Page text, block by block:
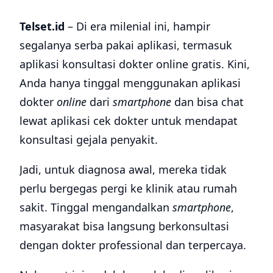
Telset.id – Di era milenial ini, hampir
segalanya serba pakai aplikasi, termasuk
aplikasi konsultasi dokter online gratis. Kini,
Anda hanya tinggal menggunakan aplikasi
dokter online dari smartphone dan bisa chat
lewat aplikasi cek dokter untuk mendapat
konsultasi gejala penyakit.
Jadi, untuk diagnosa awal, mereka tidak
perlu bergegas pergi ke klinik atau rumah
sakit. Tinggal mengandalkan smartphone,
masyarakat bisa langsung berkonsultasi
dengan dokter professional dan terpercaya.